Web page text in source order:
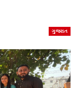
ગુજરાત